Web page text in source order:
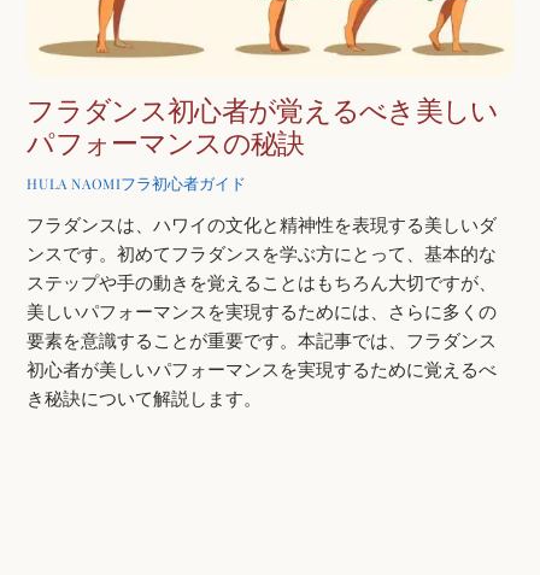
フラダンス初心者が覚えるべき美しい
パフォーマンスの秘訣
HULA NAOMIフラ初心者ガイド
フラダンスは、ハワイの文化と精神性を表現する美しいダ
ンスです。初めてフラダンスを学ぶ方にとって、基本的な
ステップや手の動きを覚えることはもちろん大切ですが、
美しいパフォーマンスを実現するためには、さらに多くの
要素を意識することが重要です。本記事では、フラダンス
初心者が美しいパフォーマンスを実現するために覚えるべ
き秘訣について解説します。